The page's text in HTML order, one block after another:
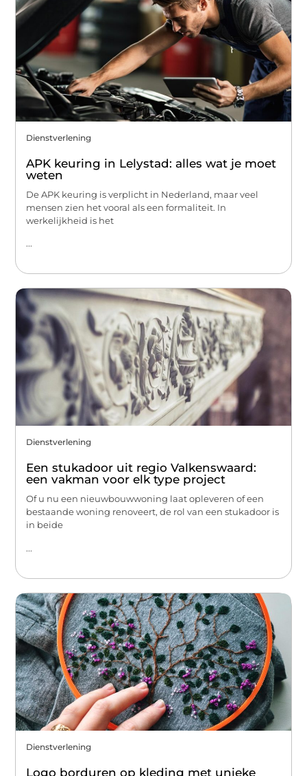
Dienstverlening
APK keuring in Lelystad: alles wat je moet
weten
De APK keuring is verplicht in Nederland, maar veel
mensen zien het vooral als een formaliteit. In
werkelijkheid is het
...
Dienstverlening
Een stukadoor uit regio Valkenswaard:
een vakman voor elk type project
Of u nu een nieuwbouwwoning laat opleveren of een
bestaande woning renoveert, de rol van een stukadoor is
in beide
...
Dienstverlening
Logo borduren op kleding met unieke